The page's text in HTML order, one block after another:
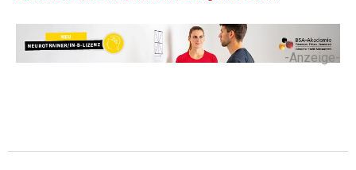
-Anzeige-